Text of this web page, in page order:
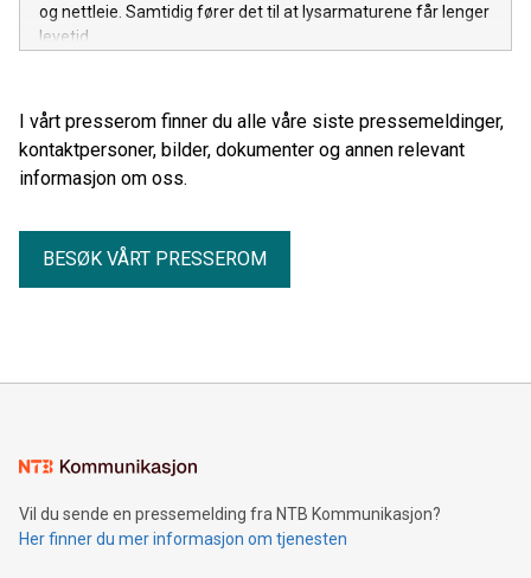
og nettleie. Samtidig fører det til at lysarmaturene får lenger
levetid.
I vårt presserom finner du alle våre siste pressemeldinger,
kontaktpersoner, bilder, dokumenter og annen relevant
informasjon om oss.
BESØK VÅRT PRESSEROM
Vil du sende en pressemelding fra NTB Kommunikasjon?
Her finner du mer informasjon om tjenesten